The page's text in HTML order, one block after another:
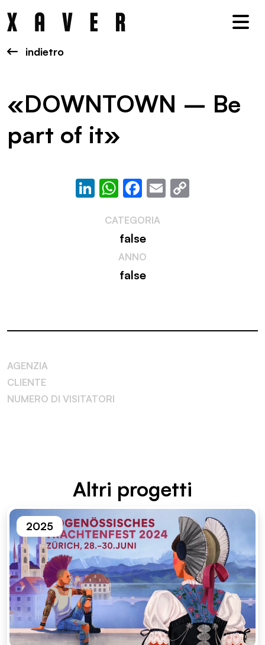
indietro
«DOWNTOWN – Be
part of it»
LinkedIn
WhatsApp
Facebook
Email
CATEGORIA
false
ANNO
false
AGENZIA
CLIENTE
NUMERO DI VISITATORI
Altri proget­ti
2025